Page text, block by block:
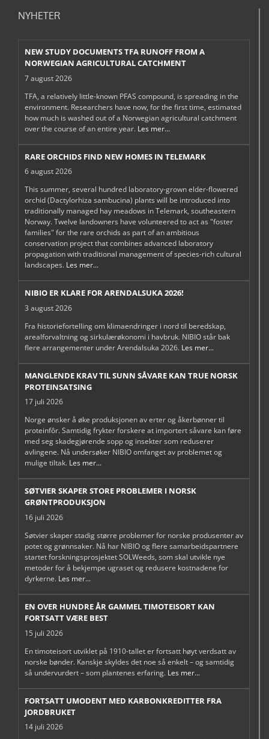
NYHETER
NEW STUDY DOCUMENTS TFA RUNOFF FROM A
NORWEGIAN AGRICULTURAL CATCHMENT
7 august 2026
TFA, a relatively little-known PFAS compound, is spreading in the
environment. Researchers have now, for the first time, estimated
how much is washed out of a Norwegian agricultural catchment
over the course of an entire year. Les mer...
RARE ORCHIDS FIND NEW HOMES IN TELEMARK
6 august 2026
This summer, several hundred laboratory-grown elder-flowered
orchid (Dactylorhiza sambucina) plants will be introduced into
traditionally managed hay meadows in Telemark, southeastern
Norway. Twelve landowners have volunteered to act as "foster
families" for the rare orchids as part of an ambitious
conservation project that combines advanced laboratory
propagation with traditional management of species-rich cultural
landscapes. Les mer...
NIBIO ER KLARE FOR ARENDALSUKA 2026!
3 august 2026
Fra historiefortelling om klimaendringer i nord til beredskap,
arealforvaltning og sirkulærøkonomi i havbruk. NIBIO står bak
flere arrangementer under Arendalsuka 2026. Les mer...
MANGLENDE KRAV TIL SUNN SÅVARE KAN TRUE NORSK
PROTEINSATSING
17 juli 2026
Norge ønsker å øke produksjonen av erter og åkerbønner til
proteinfôr. Samtidig frykter forskere at importert såvare kan føre
med seg skadegjørende sopp og insekter som reduserer
avlingene. Nå undersøker NIBIO omfanget av problemet og
mulige tiltak. Les mer...
SØTVIER SKAPER STORE PROBLEMER I NORSK
GRØNTPRODUKSJON
16 juli 2026
Søtvier skaper stadig større problemer for norske produsenter av
potet og grønnsaker. Nå har NIBIO og flere samarbeidspartnere
startet forskningsprosjektet SOLWeeds, som skal utvikle nye
metoder for å bekjempe ugraset og redusere kostnadene for
dyrkerne. Les mer...
EN OVER HUNDRE ÅR GAMMEL TIMOTEISORT KAN
FORTSATT VÆRE BEST
15 juli 2026
En timoteisort utviklet på 1910-tallet er fortsatt høyt verdsatt av
norske bønder. Kanskje skyldes det noe så enkelt – og samtidig
så undervurdert – som plantenes erfaring. Les mer...
FORTSATT UMODENT MED KARBONKREDITTER FRA
JORDBRUKET
14 juli 2026